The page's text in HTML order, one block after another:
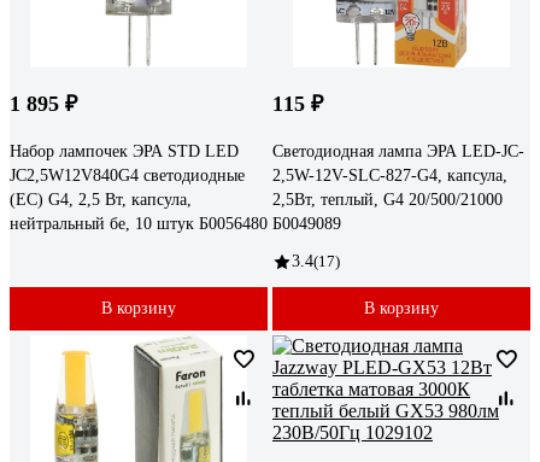
1 895 ₽
Набор лампочек ЭРА STD LED
JC2,5W12V840G4 светодиодные
(EC) G4, 2,5 Вт, капсула,
нейтральный бе, 10 штук Б0056480
В корзину
115 ₽
Светодиодная лампа ЭРА LED-JC-
2,5W-12V-SLC-827-G4, капсула,
2,5Вт, теплый, G4 20/500/21000
Б0049089
3.4(17)
В корзину